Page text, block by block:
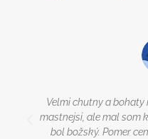
Velmi chutny a bohaty
mastnejsi, ale mal som
bol božský. Pomer